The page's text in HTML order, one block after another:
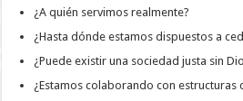
¿A quién servimos realmente?
¿Hasta dónde estamos dispuestos a
¿Puede existir una sociedad justa sin
¿Estamos colaborando con estructuras